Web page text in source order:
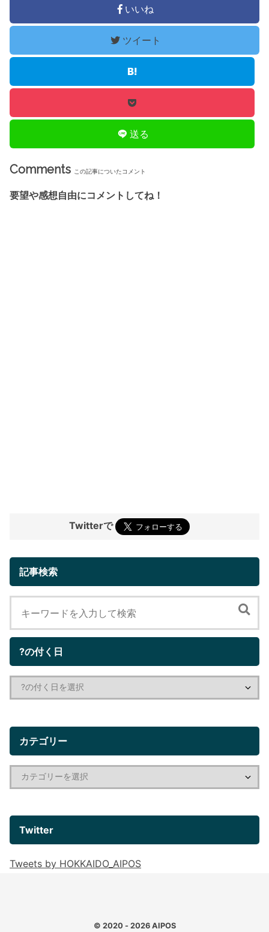
いいね
ツイート
送る
Comments この記事についたコメント
要望や感想自由にコメントしてね！
Twitterで
記事検索
?の付く日
カテゴリー
Twitter
Tweets by HOKKAIDO_AIPOS
© 2020 - 2026 AIPOS